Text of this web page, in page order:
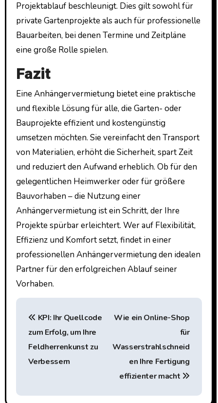
Projektablauf beschleunigt. Dies gilt sowohl für
private Gartenprojekte als auch für professionelle
Bauarbeiten, bei denen Termine und Zeitpläne
eine große Rolle spielen.
Fazit
Eine Anhängervermietung bietet eine praktische
und flexible Lösung für alle, die Garten- oder
Bauprojekte effizient und kostengünstig
umsetzen möchten. Sie vereinfacht den Transport
von Materialien, erhöht die Sicherheit, spart Zeit
und reduziert den Aufwand erheblich. Ob für den
gelegentlichen Heimwerker oder für größere
Bauvorhaben – die Nutzung einer
Anhängervermietung ist ein Schritt, der Ihre
Projekte spürbar erleichtert. Wer auf Flexibilität,
Effizienz und Komfort setzt, findet in einer
professionellen Anhängervermietung den idealen
Partner für den erfolgreichen Ablauf seiner
Vorhaben.
P
n
KPI: Ihr Quellcode
zum Erfolg, um Ihre
Feldherrenkunst zu
Verbessern
Wie ein Online-Shop
für
Wasserstrahlschneid
en Ihre Fertigung
effizienter macht